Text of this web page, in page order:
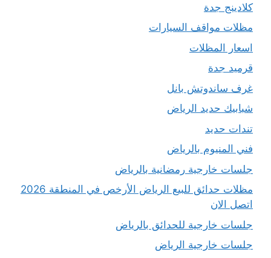
كلادينج جدة
مظلات مواقف السيارات
اسعار المظلات
قرميد جدة
غرف ساندوتش بانل
شبابيك حديد الرياض
تندات حديد
فني المنيوم بالرياض
جلسات خارجية رمضانية بالرياض
مظلات حدائق للبيع الرياض الأرخص في المنطقة 2026
اتصل الان
جلسات خارجية للحدائق بالرياض
جلسات خارجية الرياض